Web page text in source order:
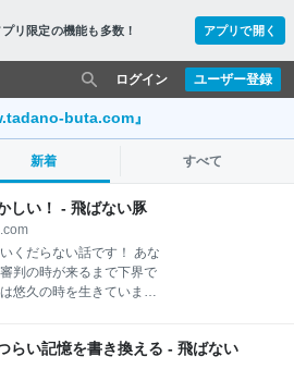
プリ限定の機能も多数！ アプリで開く
ユーザー登録
ログイン
buta.com』
新着 すべて
しい！ - 飛ばない豚
くだらない話です！ あな
判の時が来るまで下界で
悠久の時を生きています
用して書くのは良くない
はあんまり漢字を多用し
らい記憶を書き換える - 飛ばない